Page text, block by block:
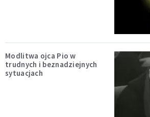
Modlitwa ojca Pio w
trudnych i beznadziejnych
sytuacjach